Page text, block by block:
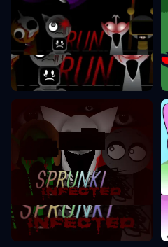
Sprunki Phase 7
Sprunki Phase 2